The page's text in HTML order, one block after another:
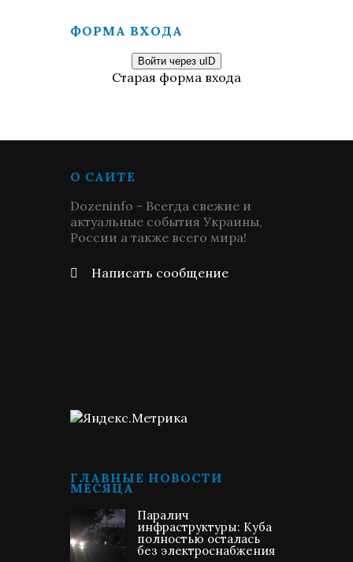
ФОРМА ВХОДА
Войти через uID
Старая форма входа
О САЙТЕ
Dozeninfo - Всегда свежие и
актуальные события Украины,
России а также всего мира!
Написать сообщение
ГЛАВНЫЕ НОВОСТИ
МЕСЯЦА
Паралич
инфраструктуры: Куба
полностью осталась
без электроснабжения